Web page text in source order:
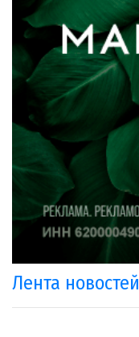
Лента новостей